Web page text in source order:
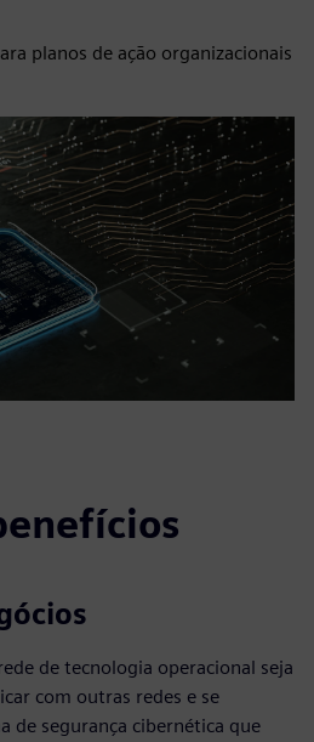
planos de ação organizacionais
de tecnologia operacional seja
com outras redes e se
de segurança cibernética que